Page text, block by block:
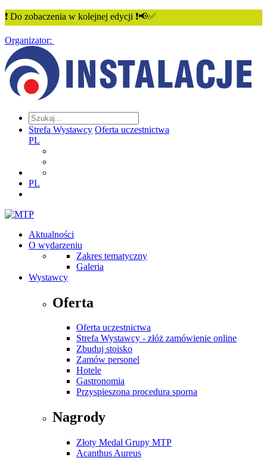
❗ Do zobaczenia w kolejnej edycji ❗📢✅
Organizator:
Strefa Wystawcy Oferta uczestnictwa
PL
PL
Aktualności
O wydarzeniu
Zakres tematyczny
Galeria
Wystawcy
Oferta
Oferta uczestnictwa
Strefa Wystawcy - złóż zamówienie online
Zbuduj stoisko
Zamów personel
Hotele
Gastronomia
Przyspieszona procedura sporna
Nagrody
Złoty Medal Grupy MTP
Acanthus Aureus